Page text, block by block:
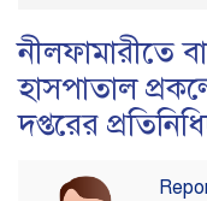
নীলফামারীতে
হাসপাতাল
দপ্তরের